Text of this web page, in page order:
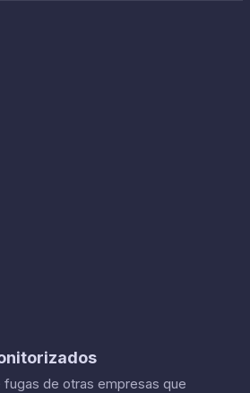
de otras empresas que